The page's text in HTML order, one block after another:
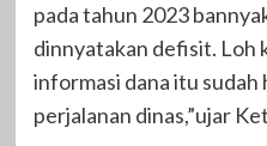
pada tahun 2023
dinnyatakan defisit. Loh
informasi dana itu sudah
perjalanan dinas,”ujar